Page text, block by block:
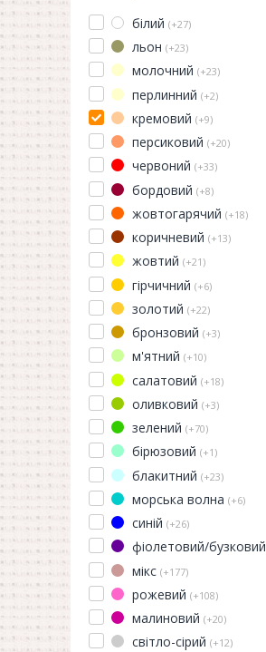
білий (+27)
льон (+23)
молочний (+23)
перлинний (+2)
кремовий (+9)
персиковий (+20)
червоний (+33)
бордовий (+8)
жовтогарячий (+18)
коричневий (+13)
жовтий (+21)
гірчичний (+6)
золотий (+22)
бронзовий (+3)
м'ятний (+10)
салатовий (+18)
оливковий (+3)
зелений (+70)
бірюзовий (+1)
блакитний (+23)
морська волна (+6)
синій (+26)
фіолетовий/бузковий
мікс (+177)
рожевий (+108)
малиновий (+20)
світло-сірий (+12)